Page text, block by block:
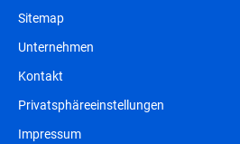
Sitemap
Unternehmen
Kontakt
Privatsphäreeinstellungen
Impressum